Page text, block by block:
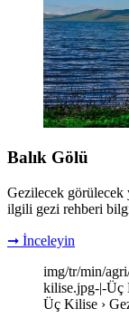
Balık Gölü
Gezilecek görülecek
ilgili gezi rehberi
➞ İnceleyin
img/tr/min/
kilise.jpg-|-Üç
Üç Kilise ›